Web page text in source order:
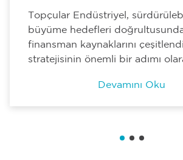
Topçular Endüstriyel,
büyüme hedefleri
finansman kaynaklarını
stratejisinin önemli bir adımı
Devamını Oku